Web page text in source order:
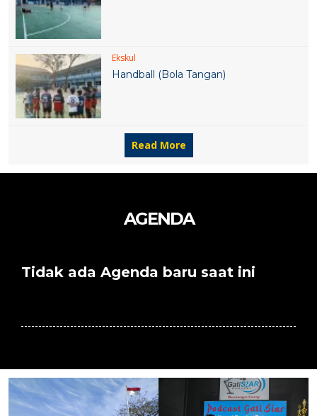
Ekskul
Handball (Bola Tangan)
Read More
AGENDA
Tidak ada Agenda baru saat ini